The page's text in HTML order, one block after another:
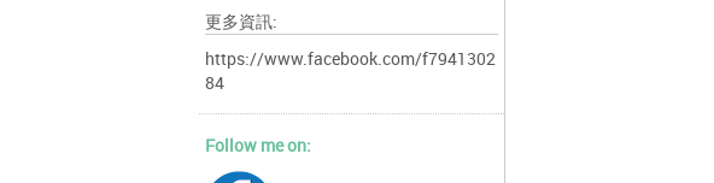
更多資訊:
https://www.facebook.com/f7941302
84
Follow me on: